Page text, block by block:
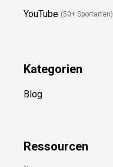
YouTube (50+ Sportarten)
Kategorien
Blog
Ressourcen